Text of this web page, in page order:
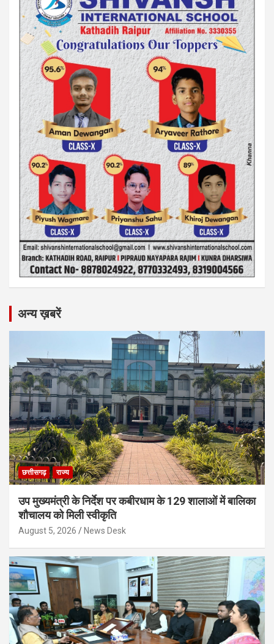
अन्य ख़बरें
छत्तीसगढ़ राज्य
उप मुख्यमंत्री के निर्देश पर कबीरधाम के 129 शालाओं में बालिका
शौचालय को मिली स्वीकृति
August 5, 2026 News Desk